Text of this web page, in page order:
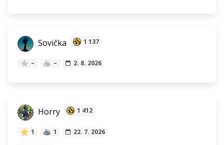
Sovička 1 137
– – 2. 8. 2026
Horry 1 412
1 1 22. 7. 2026